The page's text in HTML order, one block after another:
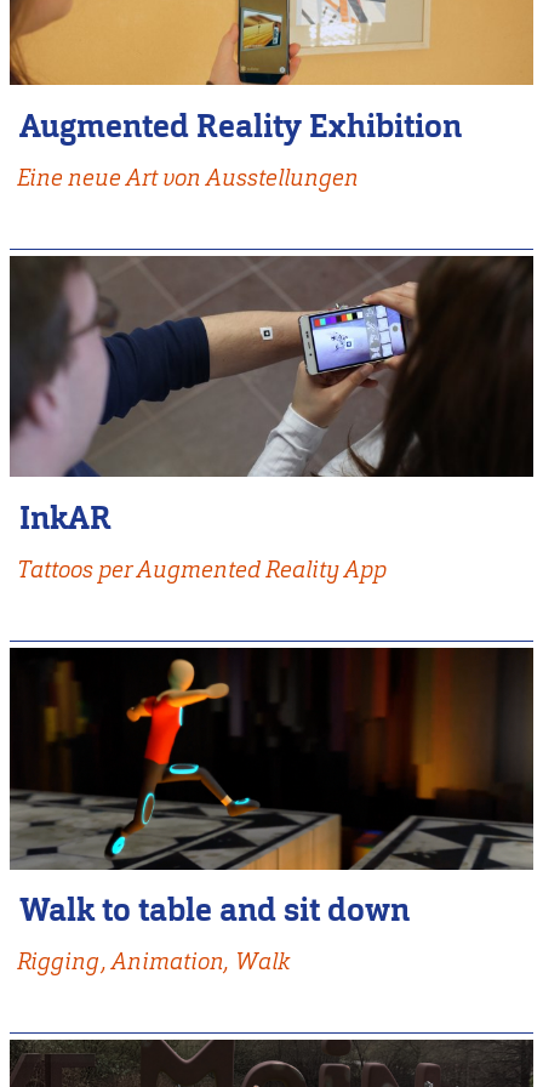
Augmented Reality Exhibition
Eine neue Art von Ausstellungen
InkAR
Tattoos per Augmented Reality App
Walk to table and sit down
Rigging, Animation, Walk